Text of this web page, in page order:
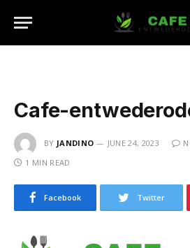
Cafe-
BY JANDINO JUNE 24, 2023
1 MIN READ
Facebook Twitter